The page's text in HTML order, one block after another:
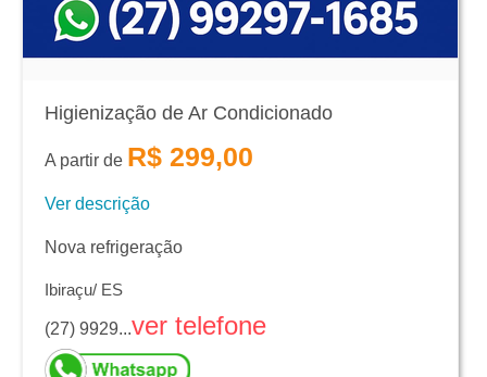
Higienização de Ar Condicionado
A partir de R$ 299,00
Ver descrição
Nova refrigeração
Ibiraçu/ ES
(27) 9929...ver telefone